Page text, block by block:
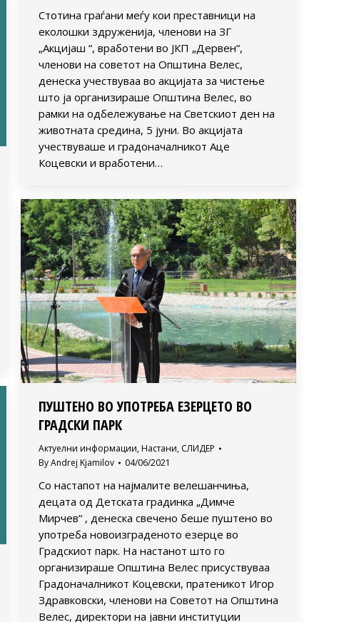
Стотина граѓани меѓу кои преставници на
еколошки здруженија, членови на ЗГ
„Акцијаш “, вработени во ЈКП „Дервен“,
членови на советот на Општина Велес,
денеска учествуваа во акцијата за чистење
што ја организираше Општина Велес, во
рамки на одбележување на Светскиот ден на
животната средина, 5 јуни. Во акцијата
учествуваше и градоначалникот Аце
Коцевски и вработени…
ПУШТЕНО ВО УПОТРЕБА ЕЗЕРЦЕТО ВО
ГРАДСКИ ПАРК
Актуелни информации, Настани, СЛИДЕР
ByAndrej Kjamilov 04/06/2021
Со настапот на најмалите велешанчиња,
децата од Детската градинка „Димче
Мирчев“ , денеска свечено беше пуштено во
употреба новоизграденото езерце во
Градскиот парк. На настанот што го
организираше Општина Велес присуствуваа
Градоначалникот Коцевски, пратеникот Игор
Здравковски, членови на Советот на Општина
Велес, директори на јавни институции